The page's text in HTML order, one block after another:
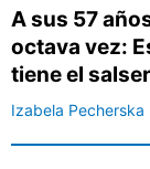
A sus 57
octava vez:
tiene el
Izabela Pecherska